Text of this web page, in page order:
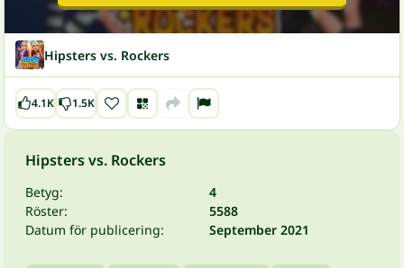
Hipsters vs. Rockers
4.1K 1.5K
Hipsters vs. Rockers
Betyg:
4
Röster:
5588
Datum för publicering:
September 2021